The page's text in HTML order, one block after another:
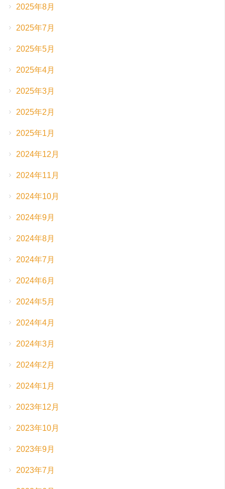
2025年8月
2025年7月
2025年5月
2025年4月
2025年3月
2025年2月
2025年1月
2024年12月
2024年11月
2024年10月
2024年9月
2024年8月
2024年7月
2024年6月
2024年5月
2024年4月
2024年3月
2024年2月
2024年1月
2023年12月
2023年10月
2023年9月
2023年7月